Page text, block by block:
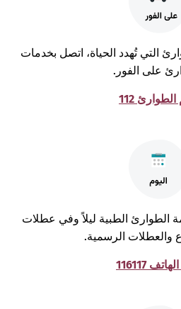
تُهدد الحياة، اتصل بخدمات
الفور.
112
الطبية ليلاً وفي عطلات
الرسمية.